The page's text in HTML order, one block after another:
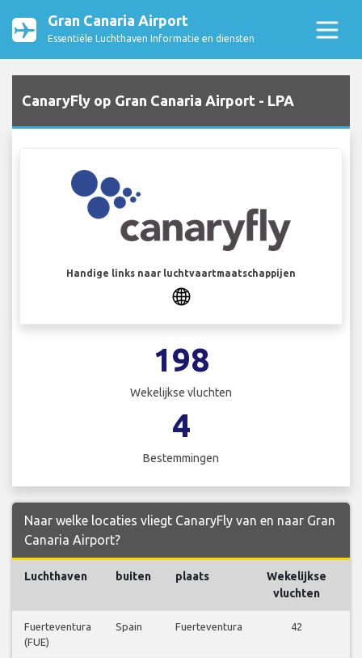
Gran Canaria Airport
Essentiële Luchthaven Informatie en diensten
CanaryFly op Gran Canaria Airport - LPA
Handige links naar luchtvaartmaatschappijen
198
Wekelijkse vluchten
4
Bestemmingen
Naar welke locaties vliegt CanaryFly van en naar Gran
Canaria Airport?
Luchthaven buiten plaats
Wekelijkse
vluchten
Fuerteventura
(FUE)
Spain Fuerteventura 42